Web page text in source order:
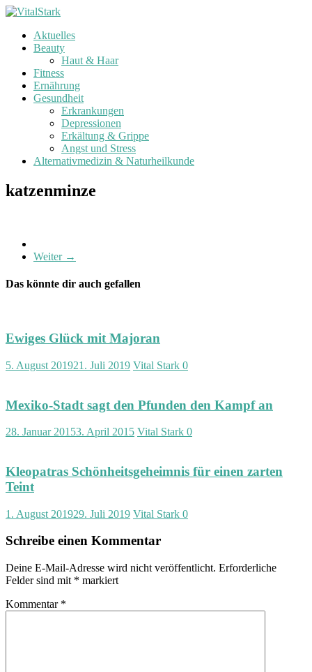
Zum
springen
h
e
F
t
s
|
t
a
l
t
t
Aktuelles
Beauty
Haut & Haar
Fitness
Ernährung
Gesundheit
Erkrankungen
Depressionen
Erkältung & Grippe
Angst und Stress
Alternativmedizin & Naturheilkunde
katzenminze
Weiter →
Das könnte dir auch gefallen
Ewiges Glück mit Majoran
5. August 201921. Juli 2019 Vital Stark 0
Mexiko-Stadt sagt den Pfunden den Kampf an
28. Januar 20153. April 2015 Vital Stark 0
Kleopatras Schönheitsgeheimnis für einen zarten
Teint
1. August 201929. Juli 2019 Vital Stark 0
Schreibe einen Kommentar
Deine E-Mail-Adresse wird nicht veröffentlicht. Erforderliche
Felder sind mit * markiert
Kommentar *